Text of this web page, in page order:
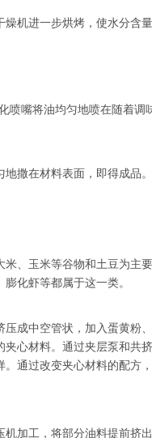
机进一步烘烤，使水分含
嘴将油均匀地喷在随着调
撒在材料表面，即得成品
、玉米等谷物和土豆为主
化虾等都属于这一类。
成中空管状，加入蛋黄粉
心材料。通过夹层泵和共
通过改变夹心材料的配方
加工，将部分油料提前挤